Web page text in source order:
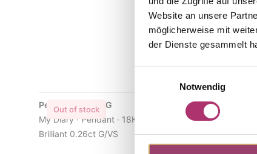
Website an unsere
möglicherweise mit
der Dienste gesammelt
Notwendig
Out of stock
Pendant · S5316G
My Diary · Pendant · 18K Yellow Gold ·
Brilliant 0.26ct G/VS
My
Brilliant